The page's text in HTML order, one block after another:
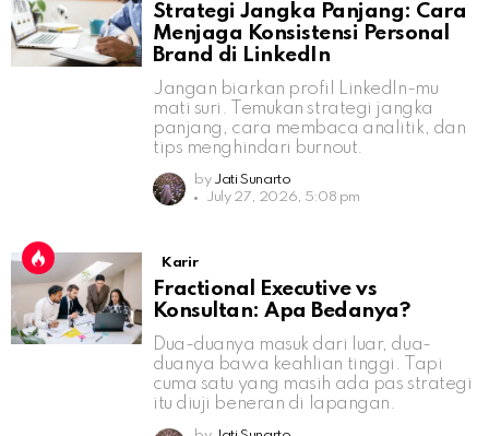
Strategi Jangka Panjang: Cara
Menjaga Konsistensi Personal
Brand di LinkedIn
Jangan biarkan profil LinkedIn-mu
mati suri. Temukan strategi jangka
panjang, cara membaca analitik, dan
tips menghindari burnout.
by Jati Sunarto
July 27, 2026, 5:08 pm
Karir
Fractional Executive vs
Konsultan: Apa Bedanya?
Dua-duanya masuk dari luar, dua-
duanya bawa keahlian tinggi. Tapi
cuma satu yang masih ada pas strategi
itu diuji beneran di lapangan.